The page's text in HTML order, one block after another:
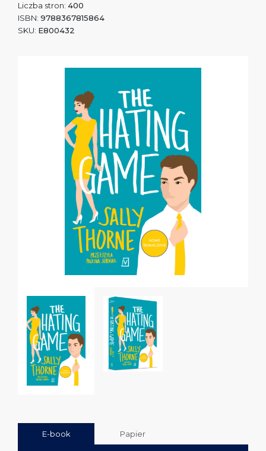
Liczba stron: 400
ISBN: 9788367815864
SKU: E800432
E-book Papier